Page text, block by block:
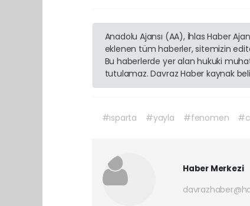
Anadolu Ajansı (AA), İhlas Haber
eklenen tüm haberler, sitemizin
Bu haberlerde yer alan hukuki
tutulamaz. Davraz Haber kaynak
#ısparta #yayla #fenomen
Haber Merkezi